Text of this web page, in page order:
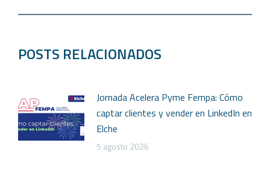
POSTS RELACIONADOS
Jornada Acelera Pyme Fempa: Cómo
captar clientes y vender en LinkedIn en
Elche
5 agosto 2026